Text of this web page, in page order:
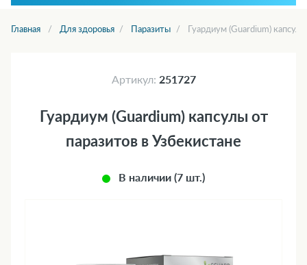
Главная Для здоровья Паразиты Гуардиум (Guardium)
Артикул: 251727
В наличии (7 шт.)
Гуардиум (Guardium) капсулы от
паразитов в Узбекистане